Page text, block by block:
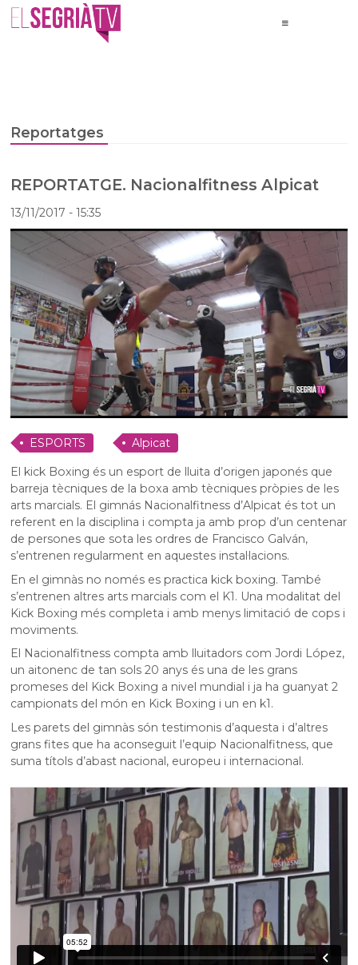
Reportatges
REPORTATGE. Nacionalfitness Alpicat
13/11/2017- 15:35
ESPORTS
Alpicat
El kick Boxing és un esport de lluita d’origen japonés que
barreja tècniques de la boxa amb tècniques pròpies de les
arts marcials. El gimnás Nacionalfitness d’Alpicat és tot un
referent en la disciplina i compta ja amb prop d’un centenar
de persones que sota les ordres de Francisco Galván,
s’entrenen regularment en aquestes instal·lacions.
En el gimnàs no només es practica kick boxing. També
s’entrenen altres arts marcials com el K1. Una modalitat del
Kick Boxing més completa i amb menys limitació de cops i
moviments.
El Nacionalfitness compta amb lluitadors com Jordi López,
un aitonenc de tan sols 20 anys és una de les grans
promeses del Kick Boxing a nivel mundial i ja ha guanyat 2
campionats del món en Kick Boxing i un en k1.
Les parets del gimnàs són testimonis d’aquesta i d’altres
grans fites que ha aconseguit l’equip Nacionalfitness, que
suma títols d’abast nacional, europeu i internacional.